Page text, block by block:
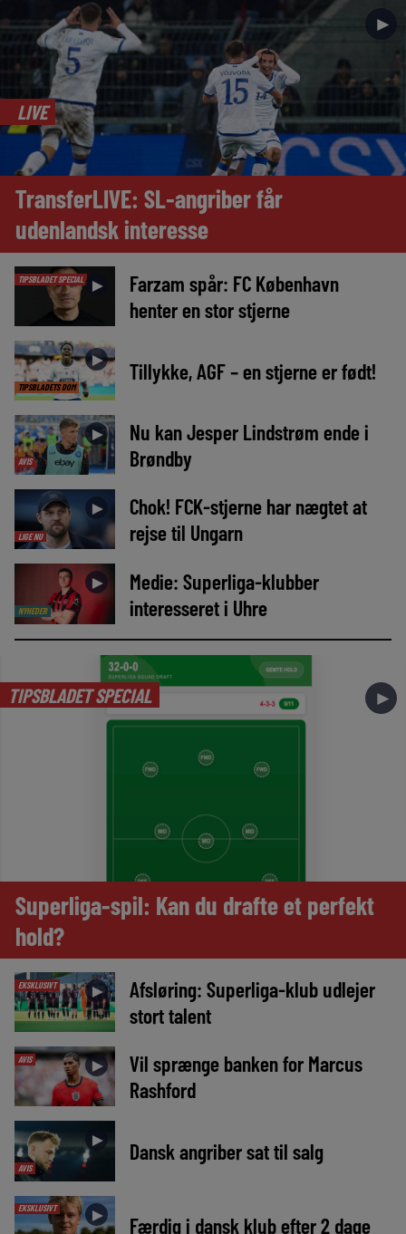
►
LIVE
TransferLIVE: SL-angriber får
udenlandsk interesse
TIPSBLADET SPECIAL ►
Farzam spår: FC København
henter en stor stjerne
TIPSBLADETS DOM
► Tillykke, AGF – en stjerne er født!
AVIS
►
Nu kan Jesper Lindstrøm ende i
Brøndby
LIGE NU
►
Chok! FCK-stjerne har nægtet at
rejse til Ungarn
NYHEDER
►
Medie: Superliga-klubber
interesseret i Uhre
TIPSBLADET SPECIAL ►
Superliga-spil: Kan du drafte et perfekt
hold?
EKSKLUSIVT ►
Afsløring: Superliga-klub udlejer
stort talent
AVIS ►
Vil sprænge banken for Marcus
Rashford
AVIS
► Dansk angriber sat til salg
EKSKLUSIVT ► Færdig i dansk klub efter 2 dage